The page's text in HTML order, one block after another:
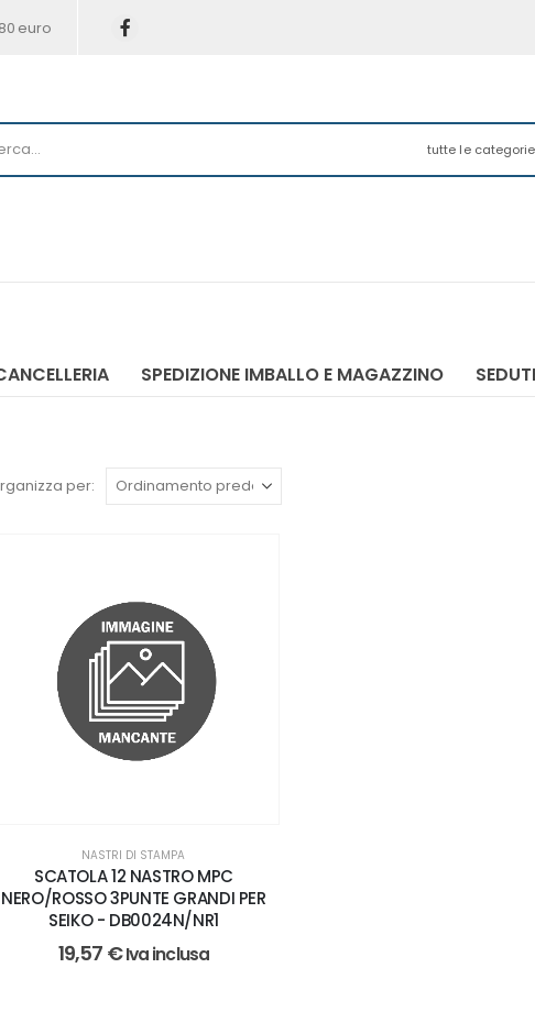
80 euro
tutte le categorie
SPEDIZIONE IMBALLO E MAGAZZINO
per:
NASTRI DI STAMPA
SCATOLA 12 NASTRO MPC
NERO/ROSSO 3PUNTE GRANDI PER
SEIKO - DB0024N/NR1
19,57 €Iva inclusa